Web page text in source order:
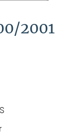
2001